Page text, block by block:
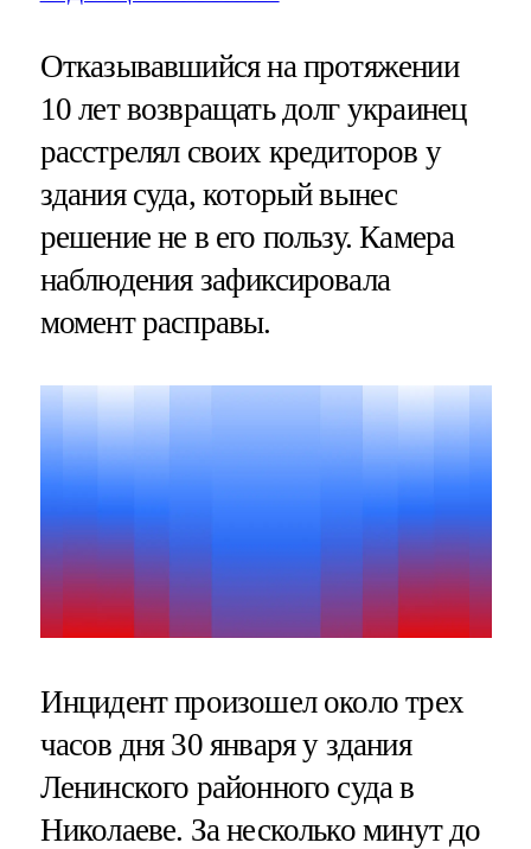
Отказывавшийся на протяжении
10 лет возвращать долг украинец
расстрелял своих кредиторов у
здания суда, который вынес
решение не в его пользу. Камера
наблюдения зафиксировала
момент расправы.
Инцидент произошел около трех
часов дня 30 января у здания
Ленинского районного суда в
Николаеве. За несколько минут до